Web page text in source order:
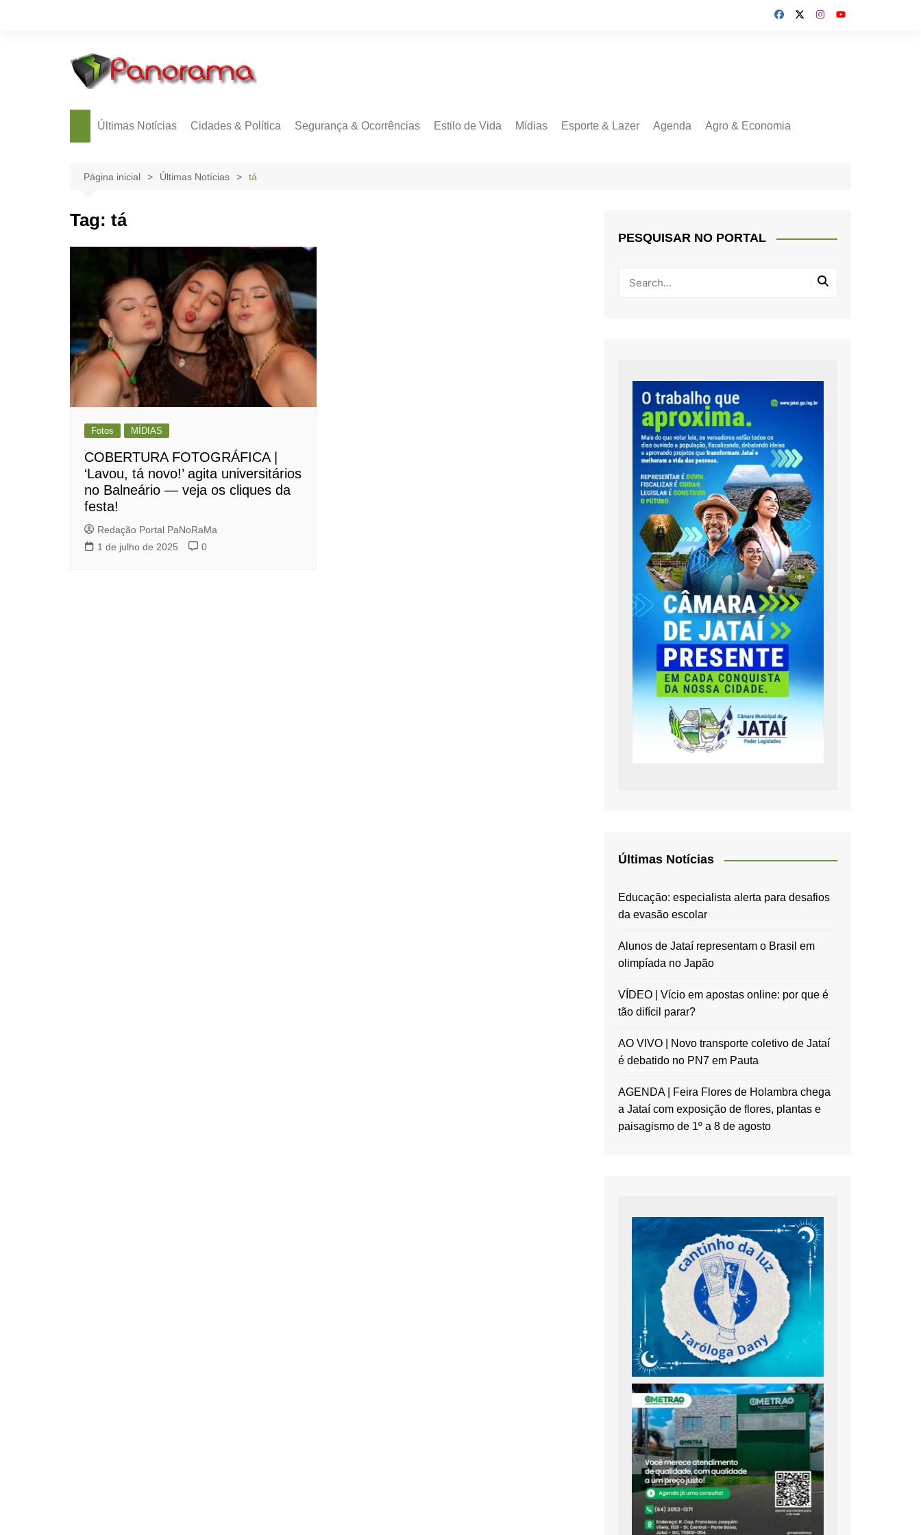
Últimas Notícias Cidades & Política Segurança & Ocorrências Estilo de Vida Mídias Esporte & Lazer Agenda Agro & Economia
Página inicial Últimas Notícias tá
Tag: tá
Fotos MÍDIAS
COBERTURA FOTOGRÁFICA |
‘Lavou, tá novo!’ agita universitários
no Balneário — veja os cliques da
festa!
Redação Portal PaNoRaMa
1 de julho de 2025
0
PESQUISAR NO PORTAL
Últimas Notícias
Educação: especialista alerta para desafios
da evasão escolar
Alunos de Jataí representam o Brasil em
olimpíada no Japão
VÍDEO | Vício em apostas online: por que é
tão difícil parar?
AO VIVO | Novo transporte coletivo de Jataí
é debatido no PN7 em Pauta
AGENDA | Feira Flores de Holambra chega
a Jataí com exposição de flores, plantas e
paisagismo de 1º a 8 de agosto